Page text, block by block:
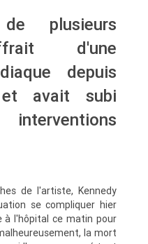
plusieurs
d'une
depuis
avait subi
de l'artiste, Kennedy
se compliquer hier
à l'hôpital ce matin pour
la mort